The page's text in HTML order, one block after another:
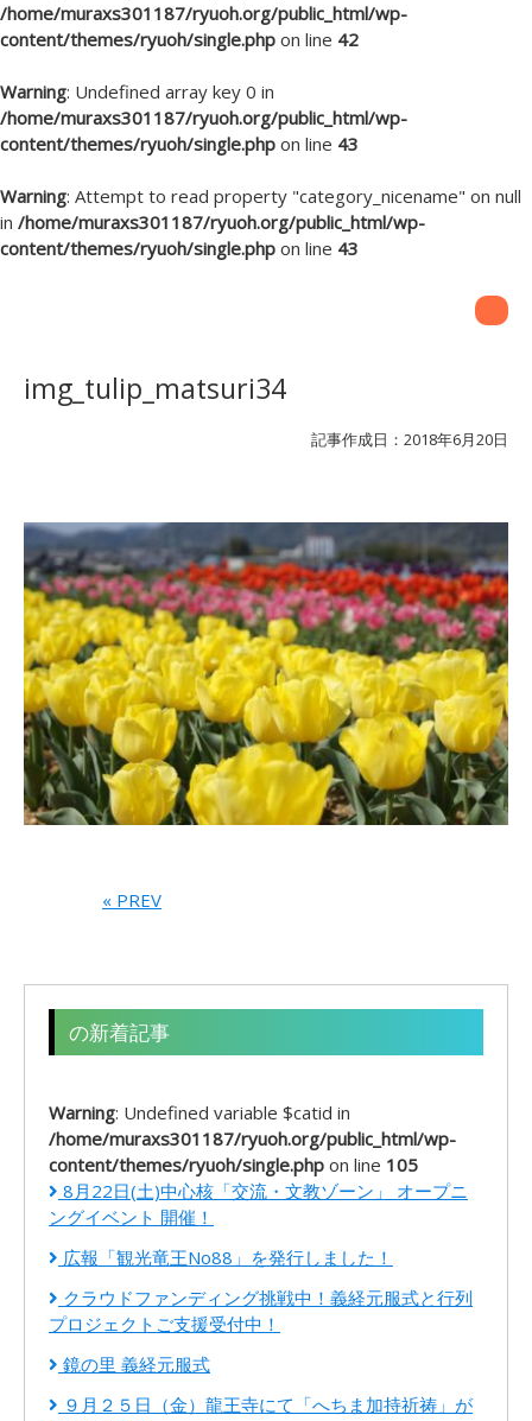
/home/muraxs301187/ryuoh.org/public_html/wp-
content/themes/ryuoh/single.php on line 42
Warning: Undefined array key 0 in
/home/muraxs301187/ryuoh.org/public_html/wp-
content/themes/ryuoh/single.php on line 43
Warning: Attempt to read property "category_nicename" on null
in /home/muraxs301187/ryuoh.org/public_html/wp-
content/themes/ryuoh/single.php on line 43
img_tulip_matsuri34
記事作成日：2018年6月20日
« PREV
の新着記事
Warning: Undefined variable $catid in
/home/muraxs301187/ryuoh.org/public_html/wp-
content/themes/ryuoh/single.php on line 105
8月22日(土)中心核「交流・文教ゾーン」 オープニ
ングイベント 開催！
広報「観光竜王No88」を発行しました！
クラウドファンディング挑戦中！義経元服式と行列
プロジェクトご支援受付中！
鏡の里 義経元服式
９月２５日（金）龍王寺にて「へちま加持祈祷」が